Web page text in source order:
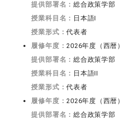
提供部署名：総合政策学部
授業科目名： 日本語I
授業形式：代表者
履修年度：2026年度（西暦）
提供部署名：総合政策学部
授業科目名： 日本語II
授業形式：代表者
履修年度：2026年度（西暦）
提供部署名：総合政策学部